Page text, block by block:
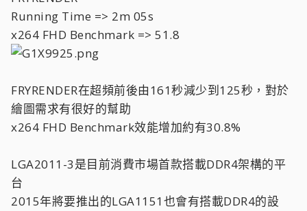
Running Time => 2m 05s
x264 FHD Benchmark => 51.8
FRYRENDER在超頻前後由161秒減少到125秒，對於
繪圖需求有很好的幫助
x264 FHD Benchmark效能增加約有30.8%
LGA2011-3是目前消費市場首款搭載DDR4架構的平
台
2015年將要推出的LGA1151也會有搭載DDR4的設